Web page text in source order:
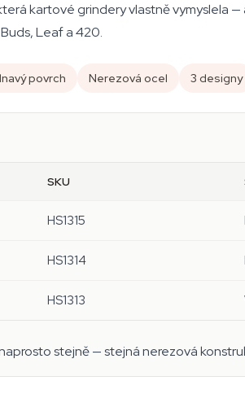
kartové grindery vlastně vymyslela
Leaf a 420.
povrch Nerezová ocel 3 designy
SKU
HS1315
HS1314
HS1313
stejně — stejná nerezová